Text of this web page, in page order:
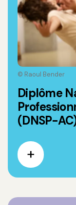
© Raoul Bender
Diplôme
(DNSP-